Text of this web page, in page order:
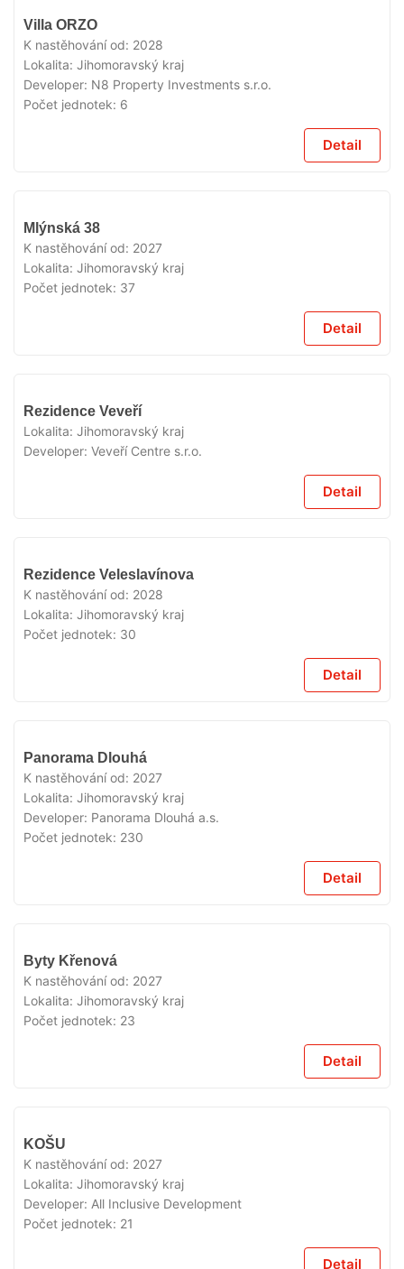
Villa ORZO
K nastěhování od: 2028
Lokalita: Jihomoravský kraj
Developer: N8 Property Investments s.r.o.
Počet jednotek: 6
Detail
Mlýnská 38
K nastěhování od: 2027
Lokalita: Jihomoravský kraj
Počet jednotek: 37
Detail
Rezidence Veveří
Lokalita: Jihomoravský kraj
Developer: Veveří Centre s.r.o.
Detail
Rezidence Veleslavínova
K nastěhování od: 2028
Lokalita: Jihomoravský kraj
Počet jednotek: 30
Detail
Panorama Dlouhá
K nastěhování od: 2027
Lokalita: Jihomoravský kraj
Developer: Panorama Dlouhá a.s.
Počet jednotek: 230
Detail
Byty Křenová
K nastěhování od: 2027
Lokalita: Jihomoravský kraj
Počet jednotek: 23
Detail
KOŠU
K nastěhování od: 2027
Lokalita: Jihomoravský kraj
Developer: All Inclusive Development
Počet jednotek: 21
Detail